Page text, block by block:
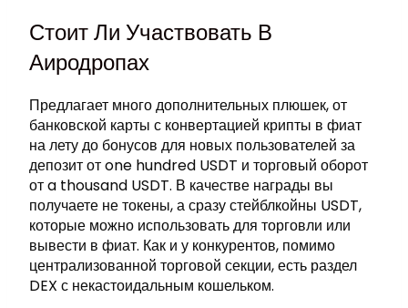
Стоит Ли Участвовать В
Аиродропах
Предлагает много дополнительных плюшек, от
банковской карты с конвертацией крипты в фиат
на лету до бонусов для новых пользователей за
депозит от one hundred USDT и торговый оборот
от a thousand USDT. В качестве награды вы
получаете не токены, а сразу стейблкойны USDT,
которые можно использовать для торговли или
вывести в фиат. Как и у конкурентов, помимо
централизованной торговой секции, есть раздел
DEX с некастоидальным кошельком.